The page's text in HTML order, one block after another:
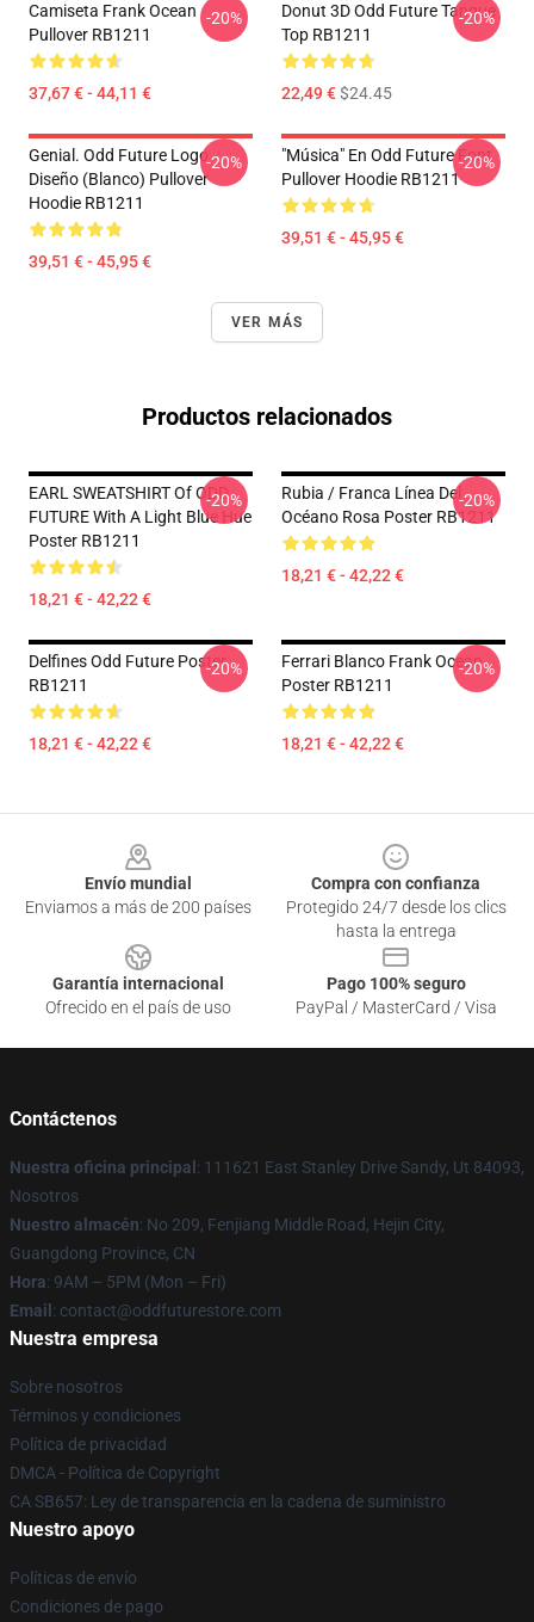
Camiseta Frank Ocean
Pullover RB1211
37,67 € - 44,11 €
-20%
Donut 3D Odd Future Tanque
Top RB1211
22,49 €$24.45
-20%
Genial. Odd Future Logo
Diseño (blanco) Pullover
Hoodie RB1211
39,51 € - 45,95 €
-20%
"Música" En Odd Future Font
Pullover Hoodie RB1211
39,51 € - 45,95 €
-20%
VER MÁS
Productos relacionados
EARL SWEATSHIRT Of ODD
FUTURE With A Light Blue Hue
Poster RB1211
18,21 € - 42,22 €
-20%
Rubia / Franca Línea Del
Océano Rosa Poster RB1211
18,21 € - 42,22 €
-20%
Delfines Odd Future Poster
RB1211
18,21 € - 42,22 €
-20%
Ferrari Blanco Frank Ocean
Poster RB1211
18,21 € - 42,22 €
-20%
Envío mundial
Enviamos a más de 200 países
Compra con confianza
Protegido 24/7 desde los clics
hasta la entrega
Garantía internacional
Ofrecido en el país de uso
Pago 100% seguro
PayPal / MasterCard / Visa
Contáctenos
Nuestra oficina principal : 111621 East Stanley Drive Sandy, Ut 84093,
Nosotros
Nuestro almacén: No 209, Fenjiang Middle Road, Hejin City,
Guangdong Province, CN
Hora: 9AM – 5PM (Mon – Fri)
Email : contact@oddfuturestore.com
Nuestra empresa
Sobre nosotros
Términos y condiciones
Política de privacidad
DMCA - Política de Copyright
CA SB657: Ley de transparencia en la cadena de suministro
Nuestro apoyo
Políticas de envío
Condiciones de pago